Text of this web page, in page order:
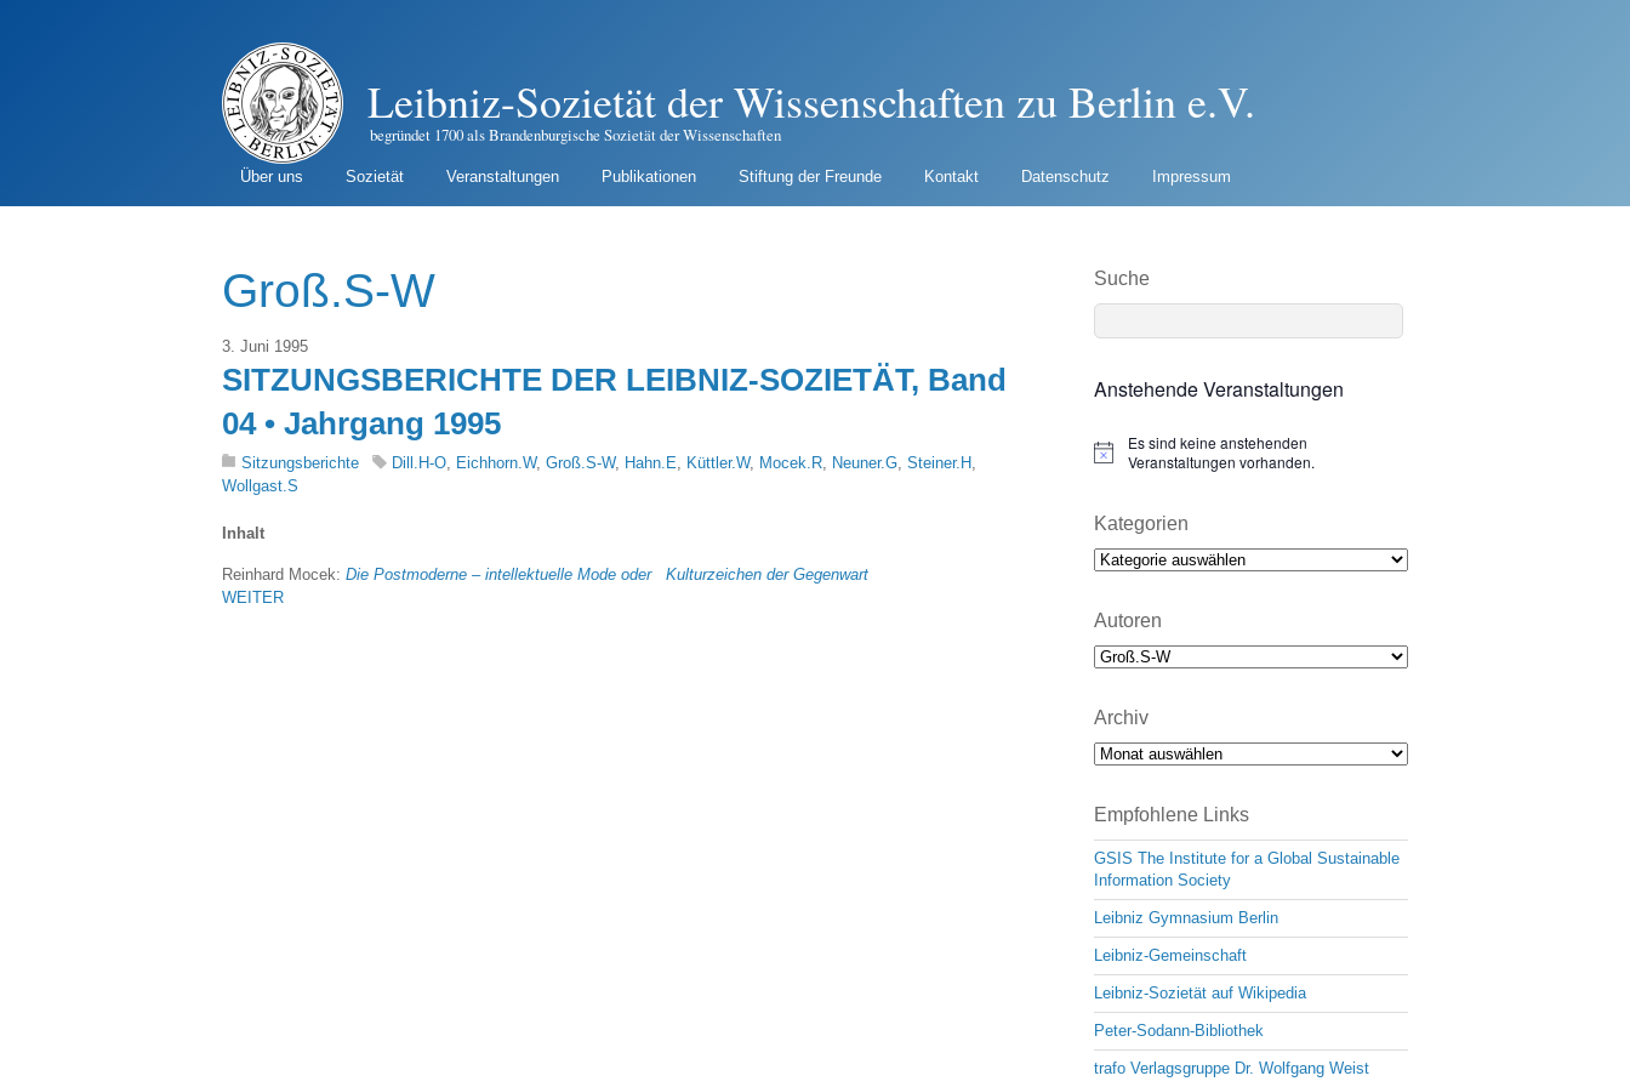
Leibniz-Sozietät der Wissenschaften zu Berlin e.V.
begründet 1700 als Brandenburgische Sozietät der Wissenschaften
Über uns Sozietät Veranstaltungen Publikationen Stiftung der Freunde Kontakt Datenschutz Impressum
Groß.S-W
3. Juni 1995
SITZUNGSBERICHTE DER LEIBNIZ-SOZIETÄT, Band
04 • Jahrgang 1995
Sitzungsberichte Dill.H-O Eichhorn.W, Groß.S-W, Hahn.E Küttler.W, Mocek.R Neuner.G Steiner.H
Wollgast.S
Inhalt
Reinhard Mocek: Die Postmoderne – intellektuelle Mode oder Kulturzeichen der Gegenwart
WEITER
Suche
Anstehende Veranstaltungen
N
i
c
e
Es sind keine anstehenden
Veranstaltungen vorhanden.
Kategorien
Kategorien
Autoren
Archiv
Archiv
Empfohlene Links
GSIS The Institute for a Global Sustainable
Information Society
Leibniz Gymnasium Berlin
Leibniz-Gemeinschaft
Leibniz-Sozietät auf Wikipedia
Peter-Sodann-Bibliothek
trafo Verlagsgruppe Dr. Wolfgang Weist